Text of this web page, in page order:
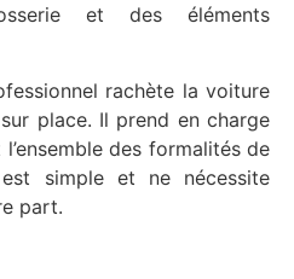
et des éléments
rachète la voiture
place. Il prend en charge
des formalités de
simple et ne nécessite
part.